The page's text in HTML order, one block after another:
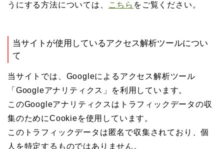
うにする方法については、
こちら をご覧ください。
当サイトが使用しているアクセス解析ツールについ
て
当サイトでは、Googleによるアクセス解析ツール
「Googleアナリティクス」を利用しています。
このGoogleアナリティクスはトラフィックデータの収
集のためにCookieを使用しています。
このトラフィックデータは匿名で収集されており、個
人を特定するものではありません。